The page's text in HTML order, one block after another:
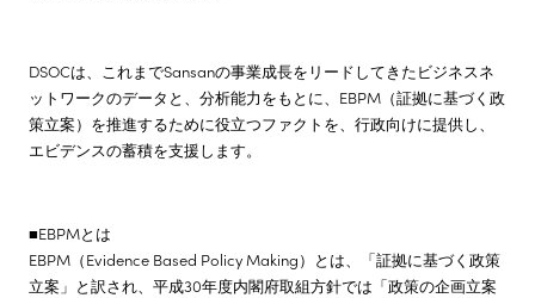
DSOCは、これまでSansanの事業成長をリードしてきたビジネスネ
ットワークのデータと、分析能力をもとに、EBPM（証拠に基づく政
策立案）を推進するために役立つファクトを、行政向けに提供し、
エビデンスの蓄積を支援します。
■EBPMとは
EBPM（Evidence Based Policy Making）とは、「証拠に基づく政策
立案」と訳され、平成30年度内閣府取組方針では「政策の企画立案